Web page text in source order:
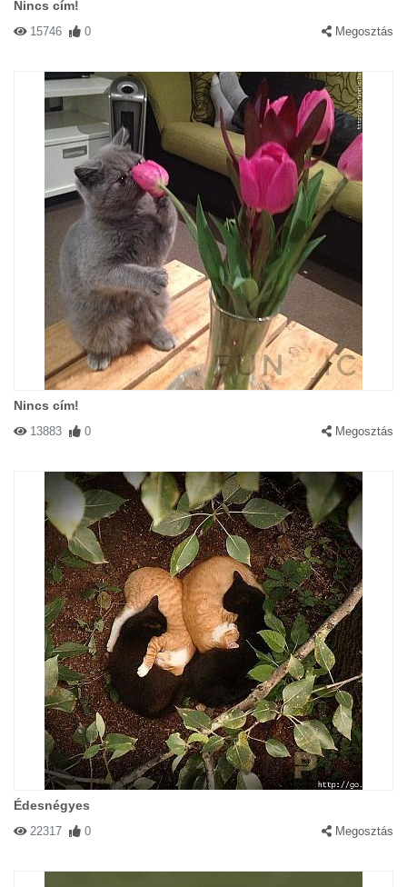
Nincs cím!
15746 0 Megosztás
Nincs cím!
13883 0 Megosztás
Édesnégyes
22317 0 Megosztás